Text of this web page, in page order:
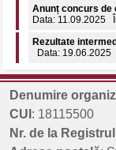
Rezultate
Data: 19.06.2025
Comunicat de
8 aprilie 2026 -
Rezultate finale
Rezultate
Data: 17.09.2025
Denumire
CUI : 18115500
Nr. de la